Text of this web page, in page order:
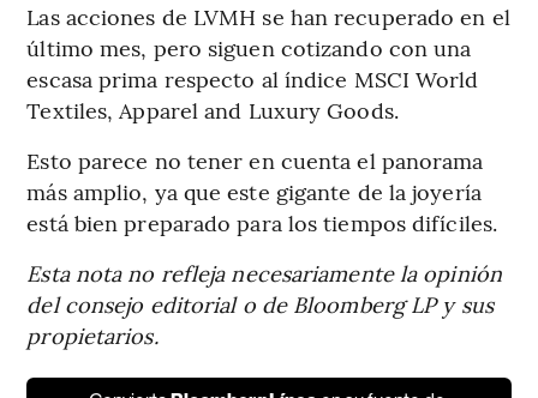
Las acciones de LVMH se han recuperado en el
último mes, pero siguen cotizando con una
escasa prima respecto al índice MSCI World
Textiles, Apparel and Luxury Goods.
Esto parece no tener en cuenta el panorama
más amplio, ya que este gigante de la joyería
está bien preparado para los tiempos difíciles.
Esta nota no refleja necesariamente la opinión
del consejo editorial o de Bloomberg LP y sus
propietarios.